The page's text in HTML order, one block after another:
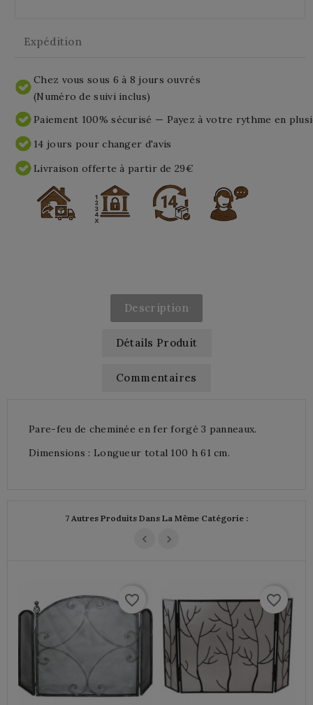
Expédition
Chez vous sous 6 à 8 jours ouvrés
(Numéro de suivi inclus)
Paiement 100% sécurisé — Payez à votre rythme en
14 jours pour changer d'avis
Livraison offerte à partir de 29€
Description
Détails Produit
Commentaires
Pare-feu de cheminée en fer forgé 3 panneaux.
Dimensions : Longueur total 100 h 61 cm.
7 Autres Produits Dans La Même Catégorie :
favorite_border favorite_border